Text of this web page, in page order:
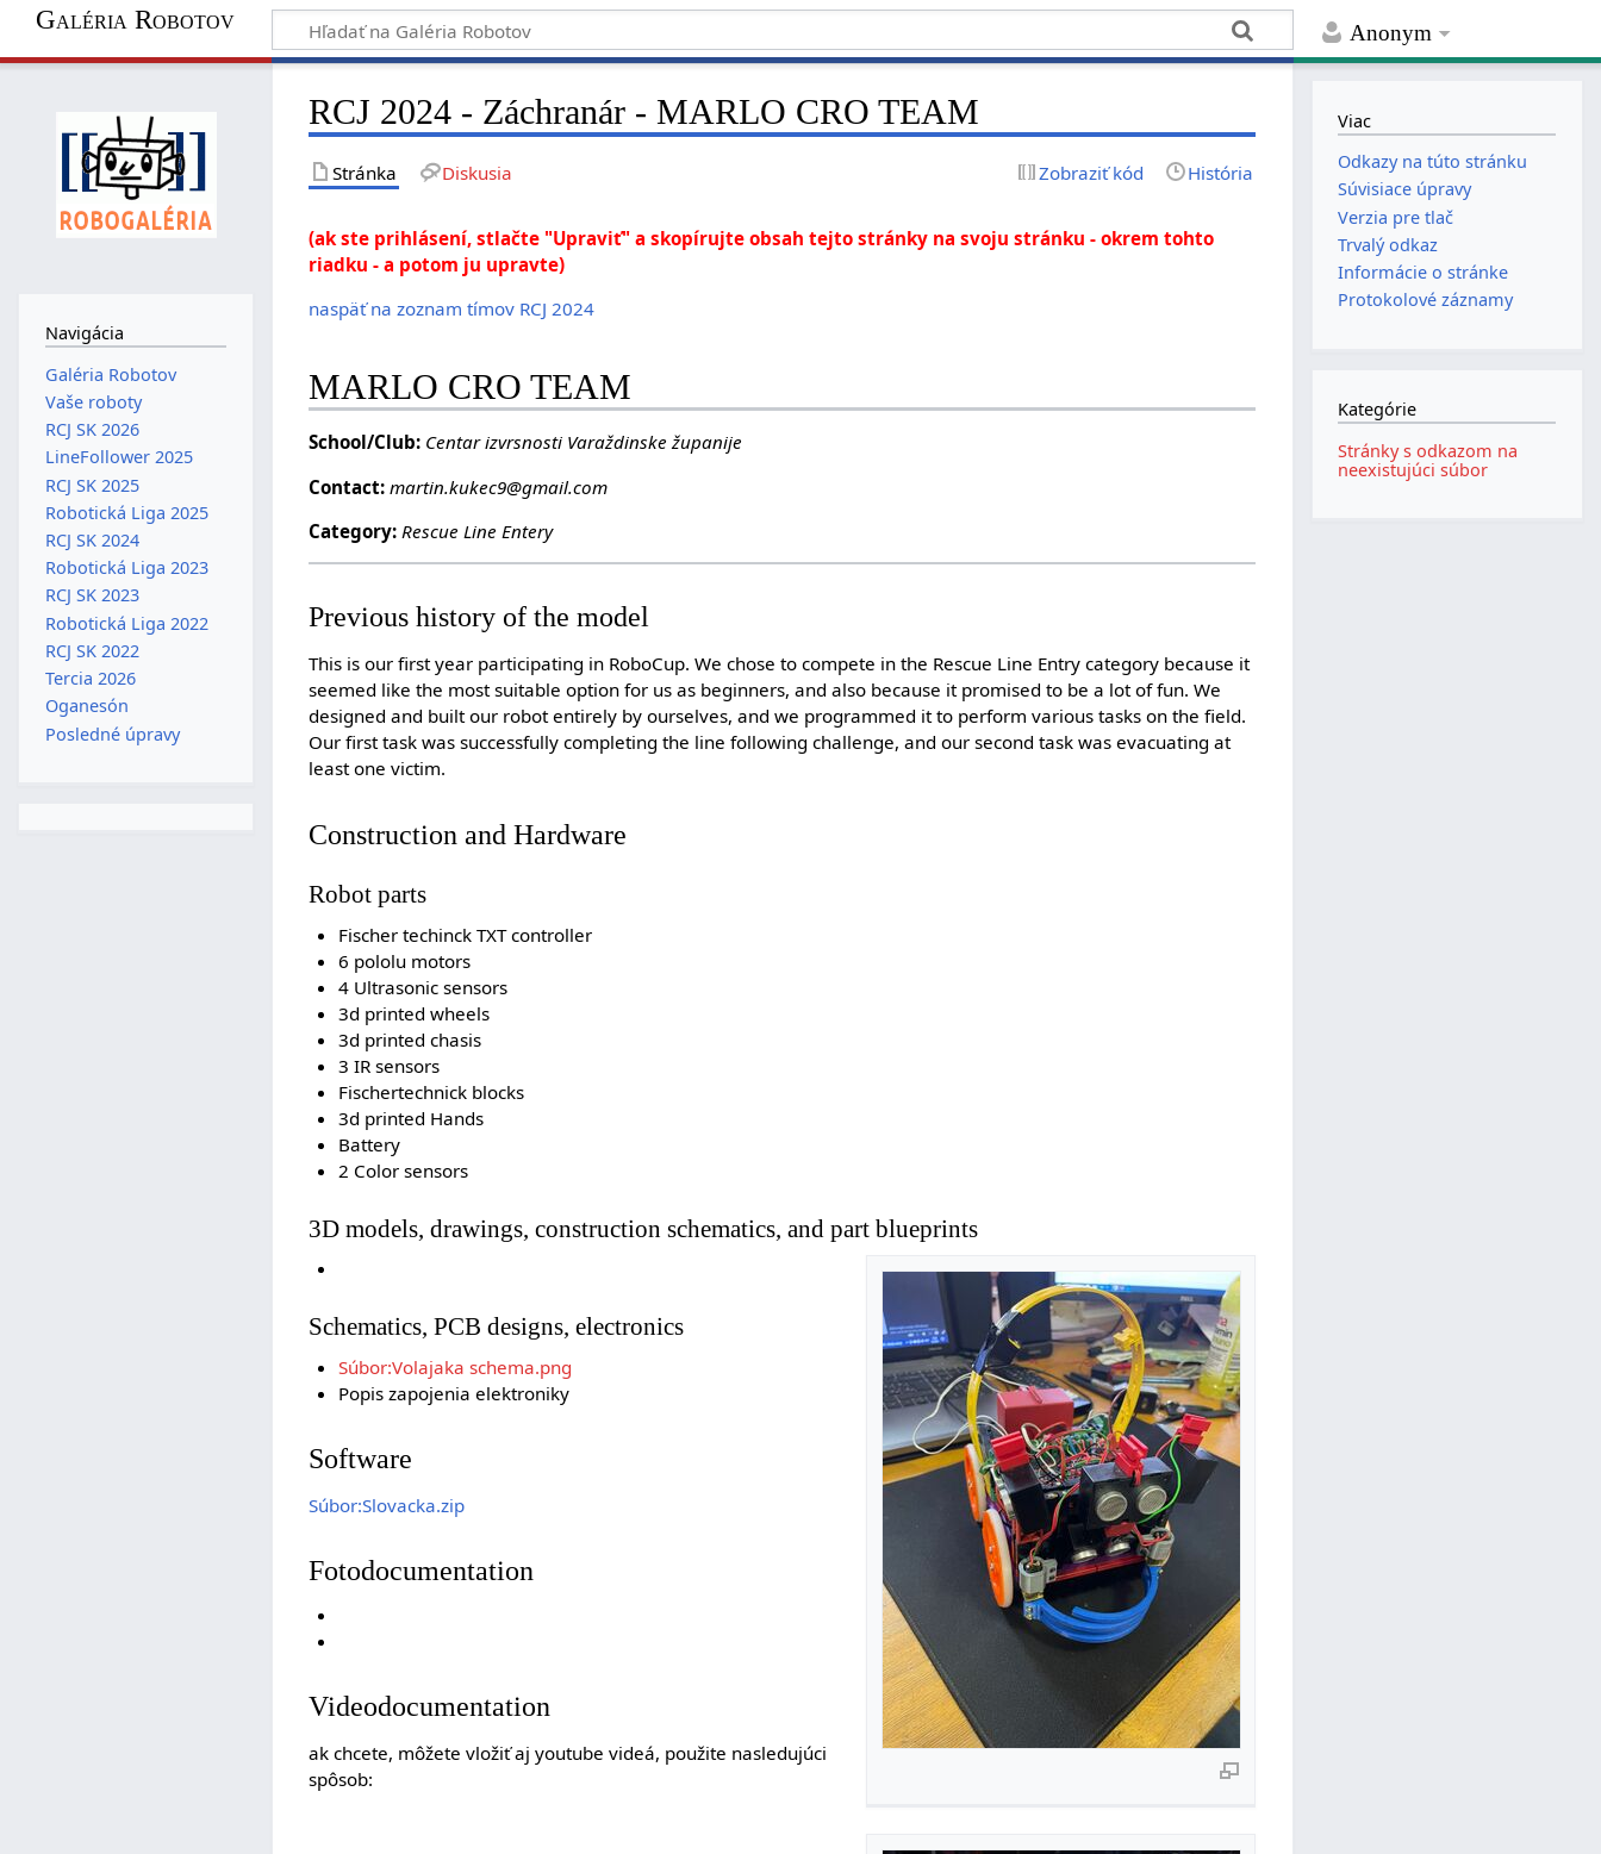
Anonym
Galéria Robotov
RCJ 2024 - Záchranár - MARLO CRO TEAM
Stránka Diskusia Zobraziť kód História
(ak ste prihlásení, stlačte "Upraviť" a skopírujte obsah tejto stránky na svoju stránku - okrem tohto
riadku - a potom ju upravte)
naspäť na zoznam tímov RCJ 2024
MARLO CRO TEAM
School/Club: Centar izvrsnosti Varaždinske županije
Contact: martin.kukec9@gmail.com
Category: Rescue Line Entery
Previous history of the model
This is our first year participating in RoboCup. We chose to compete in the Rescue Line Entry category because it
seemed like the most suitable option for us as beginners, and also because it promised to be a lot of fun. We
designed and built our robot entirely by ourselves, and we programmed it to perform various tasks on the field.
Our first task was successfully completing the line following challenge, and our second task was evacuating at
least one victim.
Construction and Hardware
Robot parts
Fischer techinck TXT controller
6 pololu motors
4 Ultrasonic sensors
3d printed wheels
3d printed chasis
3 IR sensors
Fischertechnick blocks
3d printed Hands
Battery
2 Color sensors
3D models, drawings, construction schematics, and part blueprints
Schematics, PCB designs, electronics
Súbor:Volajaka schema.png
Popis zapojenia elektroniky
Software
Súbor:Slovacka.zip
Fotodocumentation
Videodocumentation
ak chcete, môžete vložiť aj youtube videá, použite nasledujúci
spôsob:
Navigácia
Galéria Robotov
Vaše roboty
RCJ SK 2026
LineFollower 2025
RCJ SK 2025
Robotická Liga 2025
RCJ SK 2024
Robotická Liga 2023
RCJ SK 2023
Robotická Liga 2022
RCJ SK 2022
Tercia 2026
Oganesón
Posledné úpravy
Viac
Odkazy na túto stránku
Súvisiace úpravy
Verzia pre tlač
Trvalý odkaz
Informácie o stránke
Protokolové záznamy
Kategórie
Stránky s odkazom na
neexistujúci súbor